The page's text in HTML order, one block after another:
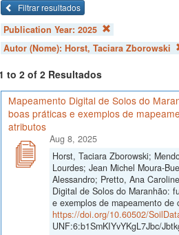
Filtrar resultados
Publication Year: 2025
Autor (Nome): Horst, Taciara Zborowski
to 2 of 2 Resultados
Mapeamento Digital de Solos do
boas práticas e exemplos de
atributos
Aug 8, 2025
Horst, Taciara Zborowski;
Lourdes; Jean Michel Moura-
Alessandro; Pretto, Ana
Digital de Solos do Maranhão:
e exemplos de mapeamento de
https://doi.org/10.60502/
UNF:6:b1SmKIYvYKgL7Jbc/